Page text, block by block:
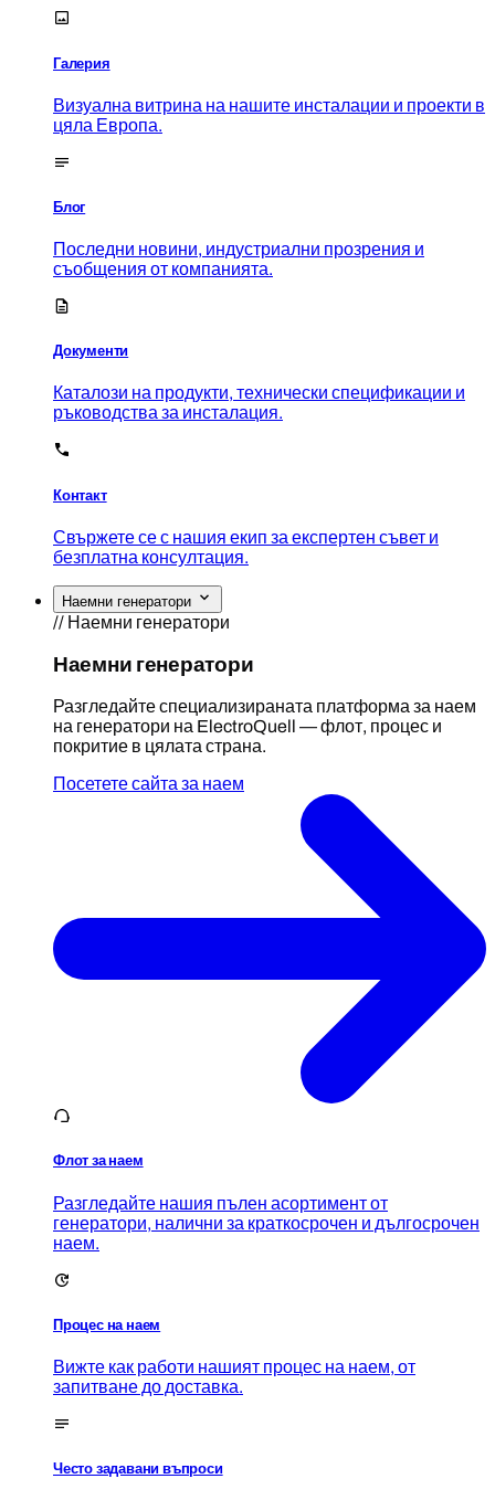
Галерия
Визуална витрина на нашите инсталации и проекти в
цяла Европа.
Блог
Последни новини, индустриални прозрения и
съобщения от компанията.
Документи
Каталози на продукти, технически спецификации и
ръководства за инсталация.
Контакт
Свържете се с нашия екип за експертен съвет и
безплатна консултация.
Наемни генератори
// Наемни генератори
Наемни генератори
Разгледайте специализираната платформа за наем
на генератори на ElectroQuell — флот, процес и
покритие в цялата страна.
Посетете сайта за наем
Флот за наем
Разгледайте нашия пълен асортимент от
генератори, налични за краткосрочен и дългосрочен
наем.
Процес на наем
Вижте как работи нашият процес на наем, от
запитване до доставка.
Често задавани въпроси